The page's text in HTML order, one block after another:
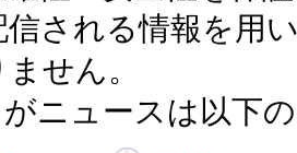
される情報を用
せん。
ニュースは以下